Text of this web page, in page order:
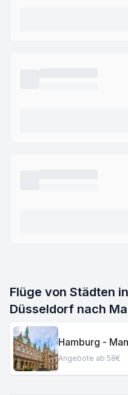
Flüge von Städten
Düsseldorf nach
Hamburg -
Angebote ab 58€